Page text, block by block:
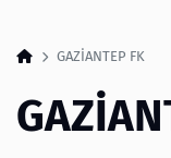
GAZİANTEP FK